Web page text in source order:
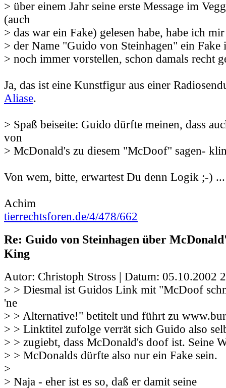
> über einem Jahr seine erste Message im
(auch
> das war ein Fake) gelesen habe, habe ich
> der Name "Guido von Steinhagen" ein Fake
> noch immer vorstellen, schon damals recht
Ja, das ist eine Kunstfigur aus einer
Aliase.
> Spaß beiseite: Guido dürfte meinen, dass
von
> McDonald's zu diesem "McDoof" sagen-
Von wem, bitte, erwartest Du denn Logik ;-) ...
Achim
tierrechtsforen.de/4/478/662
Re: Guido von Steinhagen über
King
Autor: Christoph Stross | Datum: 05.10.2002
> > Diesmal ist Guidos Link mit "McDoof
'ne
> > Alternative!" betitelt und führt zu
> > Linktitel zufolge verrät sich Guido also
> > zugiebt, dass McDonald's doof ist. Seine
> > McDonalds dürfte also nur ein Fake sein.
>
> Naja - eher ist es so, daß er damit seine